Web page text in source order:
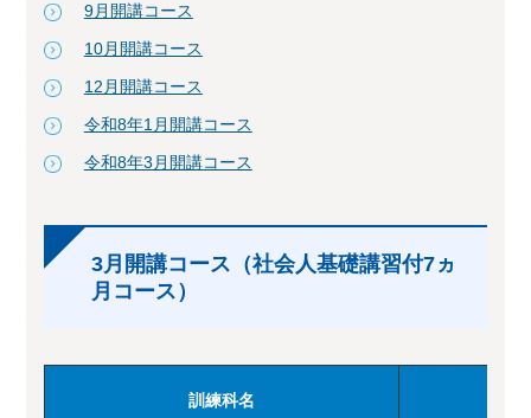
9月開講コース
10月開講コース
12月開講コース
令和8年1月開講コース
令和8年3月開講コース
3月開講コース（社会人基礎講習付7ヵ
月コース）
訓練科名